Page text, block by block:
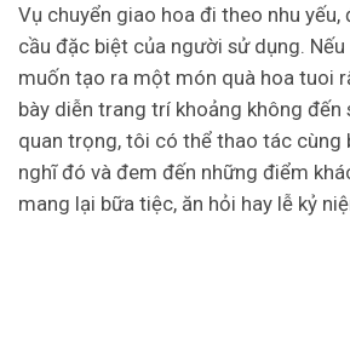
Vụ chuyển giao hoa đi theo nhu yếu,
cầu đặc biệt của người sử dụng. Nếu
muốn tạo ra một món quà hoa tuoi
bày diễn trang trí khoảng không đến
quan trọng, tôi có thể thao tác cùng
nghĩ đó và đem đến những điểm
mang lại bữa tiệc, ăn hỏi hay lễ kỷ